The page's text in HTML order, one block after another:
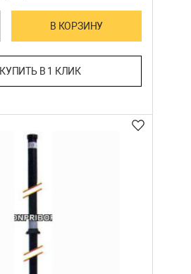
В КОРЗИНУ
КУПИТЬ В 1 КЛИК